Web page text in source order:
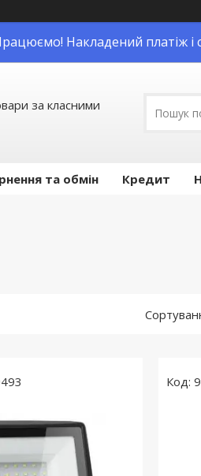
Накладений платіж і
за класними
та обмін Кредит